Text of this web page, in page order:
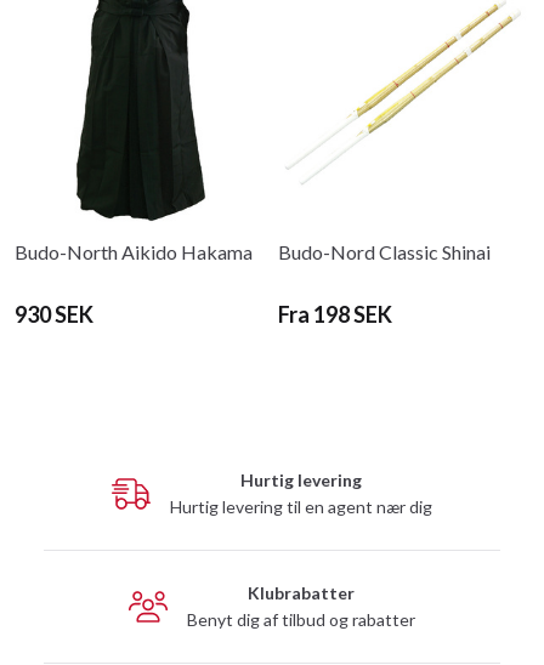
Budo-North Aikido Hakama
930 SEK
Budo-Nord Classic Shinai
Fra 198 SEK
Hurtig levering
Hurtig levering til en agent nær dig
Klubrabatter
Benyt dig af tilbud og rabatter